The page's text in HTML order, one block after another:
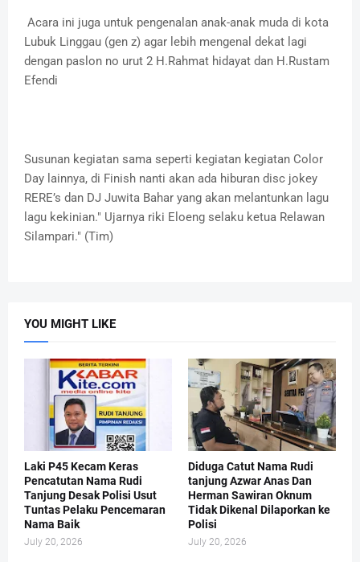
Acara ini juga untuk pengenalan anak-anak muda di kota
Lubuk Linggau (gen z) agar lebih mengenal dekat lagi
dengan paslon no urut 2 H.Rahmat hidayat dan H.Rustam
Efendi
Susunan kegiatan sama seperti kegiatan kegiatan Color
Day lainnya, di Finish nanti akan ada hiburan disc jokey
RERE’s dan DJ Juwita Bahar yang akan melantunkan lagu
lagu kekinian." Ujarnya riki Eloeng selaku ketua Relawan
Silampari." (Tim)
YOU MIGHT LIKE
Laki P45 Kecam Keras
Pencatutan Nama Rudi
Tanjung Desak Polisi Usut
Tuntas Pelaku Pencemaran
Nama Baik
July 20, 2026
Diduga Catut Nama Rudi
tanjung Azwar Anas Dan
Herman Sawiran Oknum
Tidak Dikenal Dilaporkan ke
Polisi
July 20, 2026